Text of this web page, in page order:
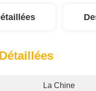
La Chine